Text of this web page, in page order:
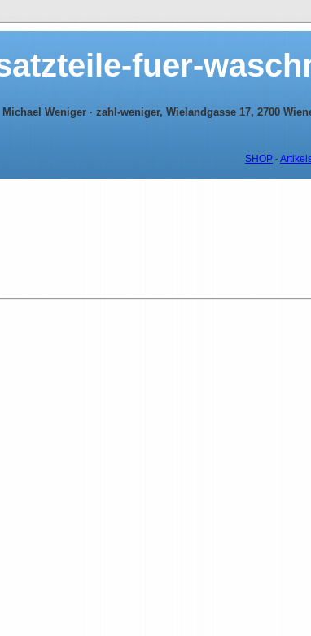
fuer-
Michael Weniger · zahl-weniger, Wielandgasse 17, 2700
SHOP -